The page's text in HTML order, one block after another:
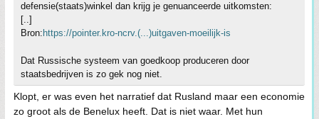
defensie(staats)winkel dan krijg je genuanceerde uitkomsten:
[..]
Bron: https://pointer.kro-ncrv.(...)uitgaven-moeilijk-is
Dat Russische systeem van goedkoop produceren door
staatsbedrijven is zo gek nog niet.
Klopt, er was even het narratief dat Rusland maar een economie
zo groot als de Benelux heeft. Dat is niet waar. Met hun